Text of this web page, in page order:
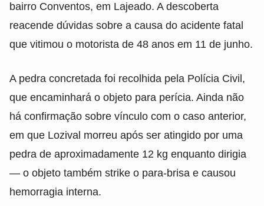
bairro Conventos, em Lajeado. A descoberta
reacende dúvidas sobre a causa do acidente fatal
que vitimou o motorista de 48 anos em 11 de junho.
A pedra concretada foi recolhida pela Polícia Civil,
que encaminhará o objeto para perícia. Ainda não
há confirmação sobre vínculo com o caso anterior,
em que Lozival morreu após ser atingido por uma
pedra de aproximadamente 12 kg enquanto dirigia
— o objeto também strike o para-brisa e causou
hemorragia interna.